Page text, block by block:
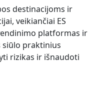
destinacijoms ir
veikiančiai ES
platformas ir
siūlo praktinius
rizikas ir išnaudoti